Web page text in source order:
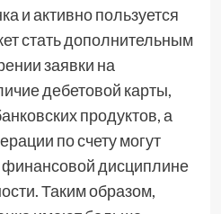
и активно пользуется
стать дополнительным
заявки на
дебетовой карты,
продуктов, а
по счету могут
финансовой дисциплине
Таким образом,